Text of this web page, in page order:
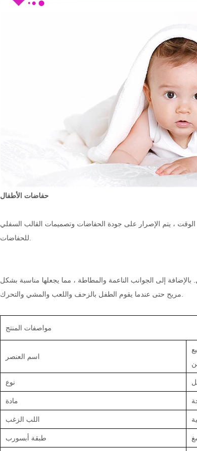
حفاضات الأطفال
، يتم الإصرار على جودة الحفاضات وتصميمات القالب السفلي
إلى الجوانب الناعمة والمطاطة ، مما يجعلها مناسبة بشكل
مواصفات المنتج
اسم العنصر
نوع
مادة
اللب الزغب
طبقة أبسورب